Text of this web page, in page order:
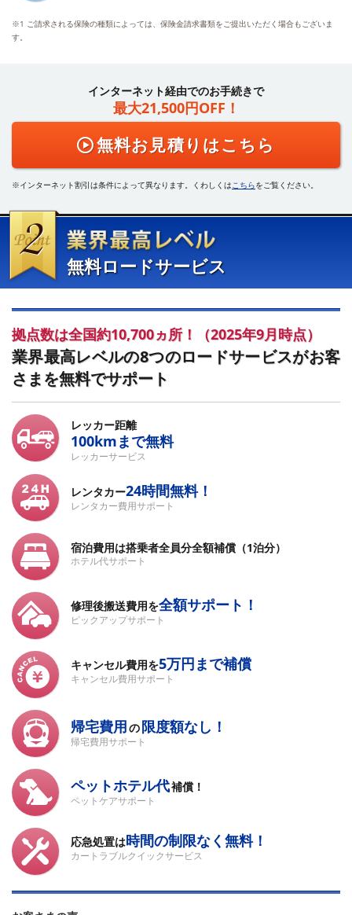
※1 ご請求される保険の種類によっては、保険金請求書類をご提出いただく場合もございま
す。
インターネット経由でのお手続きで
最大21,500円OFF！
無料お見積りはこちら
インターネット割引は条件によって異なります。くわしくはこちらをご覧ください。
業界最高レベル
無料ロードサービス
拠点数は全国約10,700ヵ所！（2025年9月時点）
業界最高レベルの8つのロードサービスがお客
さまを無料でサポート
レッカー距離
100kmまで無料
レッカーサービス
レンタカー24時間無料！
レンタカー費用サポート
宿泊費用は搭乗者全員分全額補償（1泊分）
ホテル代サポート
修理後搬送費用を全額サポート！
ピックアップサポート
キャンセル費用を5万円まで補償
キャンセル費用サポート
帰宅費用の限度額なし！
帰宅費用サポート
ペットホテル代補償！
ペットケアサポート
応急処置は時間の制限なく無料！
カートラブルクイックサービス